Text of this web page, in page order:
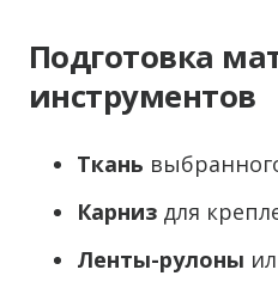
Подготовка
инструментов
Ткань
Карниз для
Ленты-рулоны